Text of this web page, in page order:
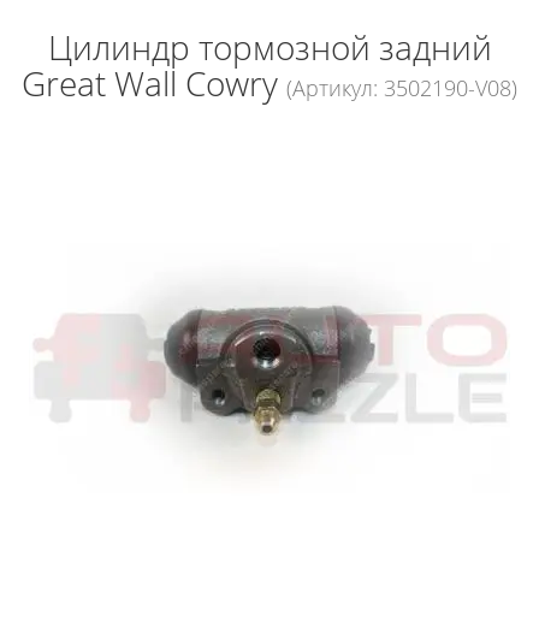
Цилиндр тормозной задний
Great Wall Cowry (Артикул: 3502190-V08)